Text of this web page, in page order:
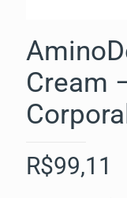
Cream
Corporal
R$99,11